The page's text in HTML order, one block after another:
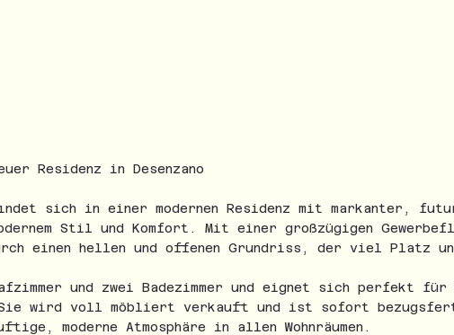
Residenz in Desenzano
sich in einer modernen Residenz mit markanter,
Stil und Komfort. Mit einer großzügigen
einen hellen und offenen Grundriss, der viel Platz
und zwei Badezimmer und eignet sich perfekt
Sie wird voll möbliert verkauft und ist sofort
moderne Atmosphäre in allen Wohnräumen.